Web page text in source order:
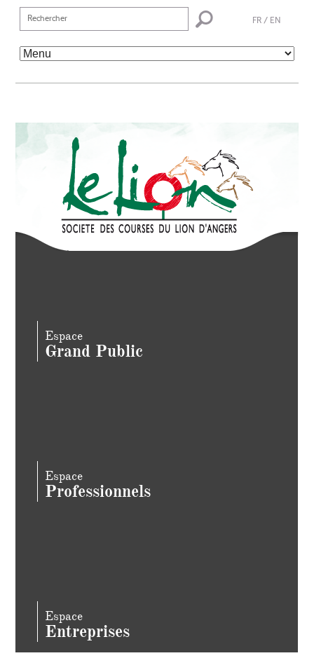
FR/ EN
Espace
Grand Public
Espace
Professionnels
Espace
Entreprises